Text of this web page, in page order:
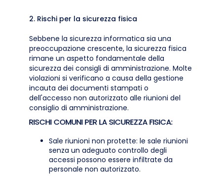
2. Rischi per la sicurezza fisica
Sebbene la sicurezza informatica sia una
preoccupazione crescente, la sicurezza fisica
rimane un aspetto fondamentale della
sicurezza dei consigli di amministrazione. Molte
violazioni si verificano a causa della gestione
incauta dei documenti stampati o
dell'accesso non autorizzato alle riunioni del
consiglio di amministrazione.
RISCHI COMUNI PER LA SICUREZZA FISICA:
Sale riunioni non protette: le sale riunioni
senza un adeguato controllo degli
accessi possono essere infiltrate da
personale non autorizzato.